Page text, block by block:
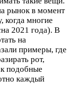
рынок в момент
когда многие
2021 года). В
на
примеры, где
рот,
подобные
каждый